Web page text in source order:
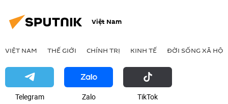
Việt Nam
VIỆT NAM THẾ GIỚI CHÍNH TRỊ KINH TẾ ĐỜI SỐNG XÃ HỘI
Telegram Zalo ТikТоk